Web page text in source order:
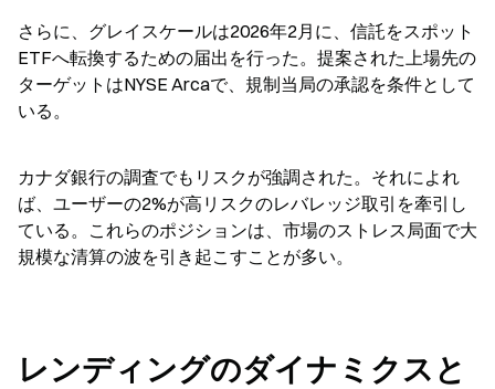
さらに、グレイスケールは2026年2月に、信託をスポット
ETFへ転換するための届出を行った。提案された上場先の
ターゲットはNYSE Arcaで、規制当局の承認を条件として
いる。
カナダ銀行の調査でもリスクが強調された。それによれ
ば、ユーザーの2%が高リスクのレバレッジ取引を牽引し
ている。これらのポジションは、市場のストレス局面で大
規模な清算の波を引き起こすことが多い。
レンディングのダイナミクスと